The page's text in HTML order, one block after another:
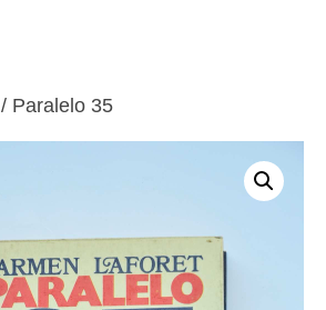
/ Paralelo 35